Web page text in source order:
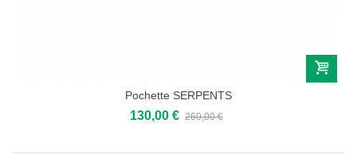
Pochette SERPENTS
130,00 € 260,00 €